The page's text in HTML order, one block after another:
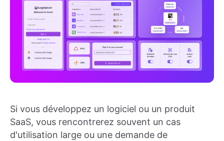
Si vous développez un logiciel ou un produit
SaaS, vous rencontrerez souvent un cas
d'utilisation large ou une demande de